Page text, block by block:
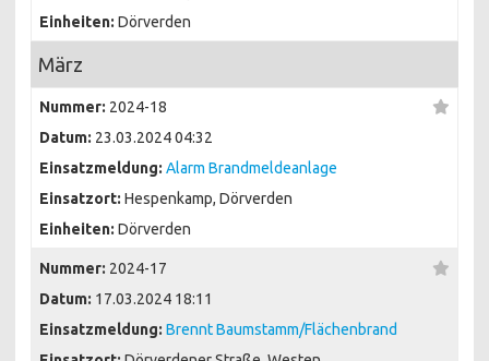
Einheiten: Dörverden
März
Nummer: 2024-18
Datum: 23.03.2024 04:32
Einsatzmeldung: Alarm Brandmeldeanlage
Einsatzort: Hespenkamp, Dörverden
Einheiten: Dörverden
Nummer: 2024-17
Datum: 17.03.2024 18:11
Einsatzmeldung: Brennt Baumstamm/Flächenbrand